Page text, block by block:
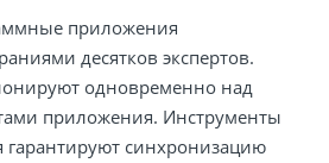
приложения
десятков экспертов.
одновременно над
приложения. Инструменты
гарантируют синхронизацию